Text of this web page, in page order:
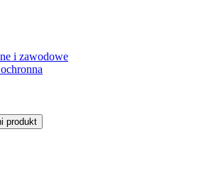
i zawodowe
produkt